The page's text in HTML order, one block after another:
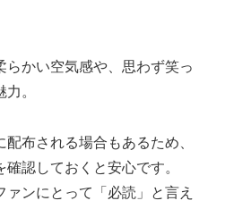
らかい空気感や、思わず笑っ
。
布される場合もあるため、
認しておくと安心です。
ァンにとって「必読」と言え